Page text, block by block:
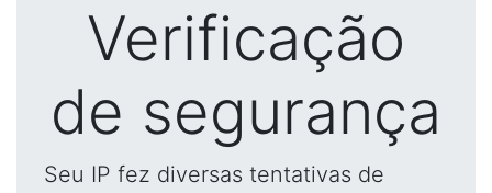
Verificação
de segurança
Seu IP fez diversas tentativas de